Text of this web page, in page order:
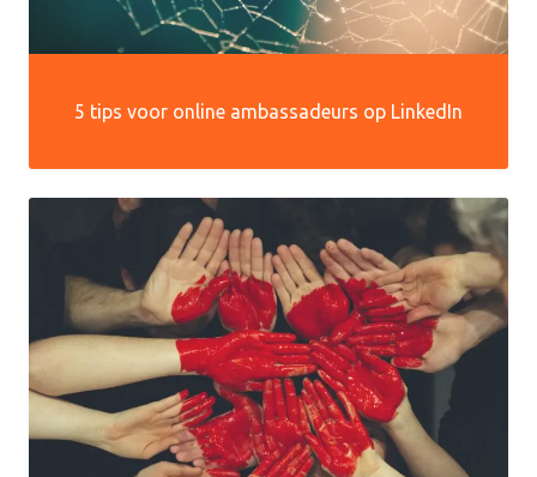
5 tips voor online ambassadeurs op LinkedIn